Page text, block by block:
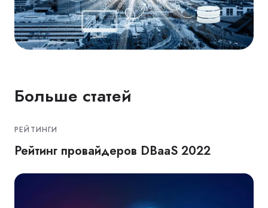
Больше статей
РЕЙТИНГИ
Рейтинг провайдеров DBaaS 2022